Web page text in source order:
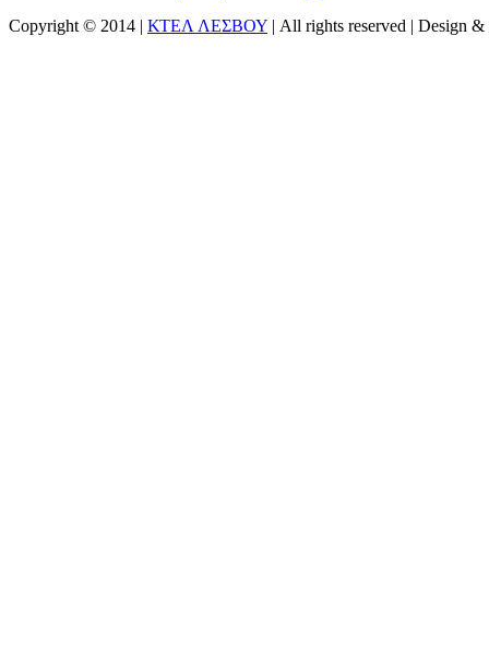
Copyright © 2014 | ΚΤΕΛ ΛΕΣΒΟΥ | All rights reserved | Design &